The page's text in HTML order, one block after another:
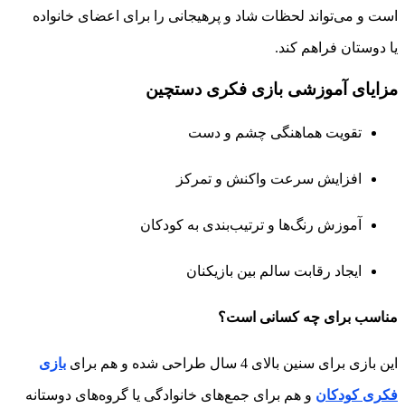
است و می‌تواند لحظات شاد و پرهیجانی را برای اعضای خانواده
یا دوستان فراهم کند.
مزایای آموزشی بازی فکری دستچین
تقویت هماهنگی چشم و دست
افزایش سرعت واکنش و تمرکز
آموزش رنگ‌ها و ترتیب‌بندی به کودکان
ایجاد رقابت سالم بین بازیکنان
مناسب برای چه کسانی است؟
این بازی برای سنین بالای 4 سال طراحی شده و هم برای بازی
فکری کودکان و هم برای جمع‌های خانوادگی یا گروه‌های دوستانه